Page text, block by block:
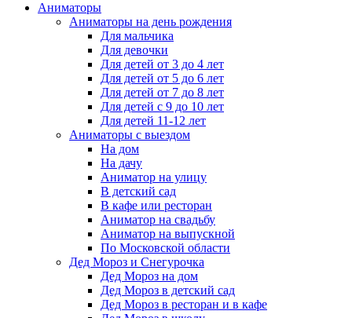
Аниматоры
Аниматоры на день рождения
Для мальчика
Для девочки
Для детей от 3 до 4 лет
Для детей от 5 до 6 лет
Для детей от 7 до 8 лет
Для детей с 9 до 10 лет
Для детей 11-12 лет
Аниматоры с выездом
На дом
На дачу
Аниматор на улицу
В детский сад
В кафе или ресторан
Аниматор на свадьбу
Аниматор на выпускной
По Московской области
Дед Мороз и Снегурочка
Дед Мороз на дом
Дед Мороз в детский сад
Дед Мороз в ресторан и в кафе